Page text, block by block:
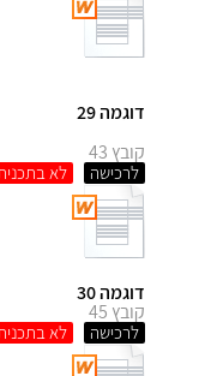
דוגמה 29
קובץ 43
לרכישה
דוגמה 30
קובץ 45
לרכישה